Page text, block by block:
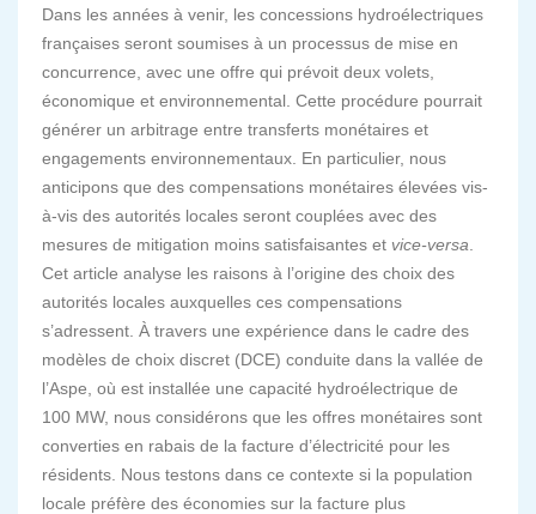
Dans les années à venir, les concessions hydroélectriques
françaises seront soumises à un processus de mise en
concurrence, avec une offre qui prévoit deux volets,
économique et environnemental. Cette procédure pourrait
générer un arbitrage entre transferts monétaires et
engagements environnementaux. En particulier, nous
anticipons que des compensations monétaires élevées vis-
à-vis des autorités locales seront couplées avec des
mesures de mitigation moins satisfaisantes et vice-versa
Cet article analyse les raisons à l’origine des choix des
autorités locales auxquelles ces compensations
s’adressent. À travers une expérience dans le cadre des
modèles de choix discret (DCE) conduite dans la vallée de
l’Aspe, où est installée une capacité hydroélectrique de
100 MW, nous considérons que les offres monétaires sont
converties en rabais de la facture d’électricité pour les
résidents. Nous testons dans ce contexte si la population
locale préfère des économies sur la facture plus